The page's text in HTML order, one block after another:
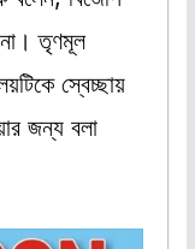
তৃণমূল
স্বেচ্ছায়
জন্য বলা